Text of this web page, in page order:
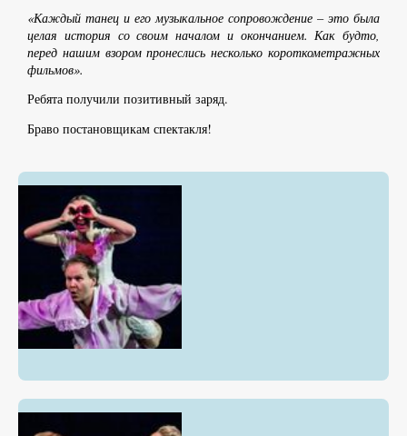
«Каждый танец и его музыкальное сопровождение – это была
целая история со своим началом и окончанием. Как будто,
перед нашим взором пронеслись несколько короткометражных
фильмов».
Ребята получили позитивный заряд.
Браво постановщикам спектакля!